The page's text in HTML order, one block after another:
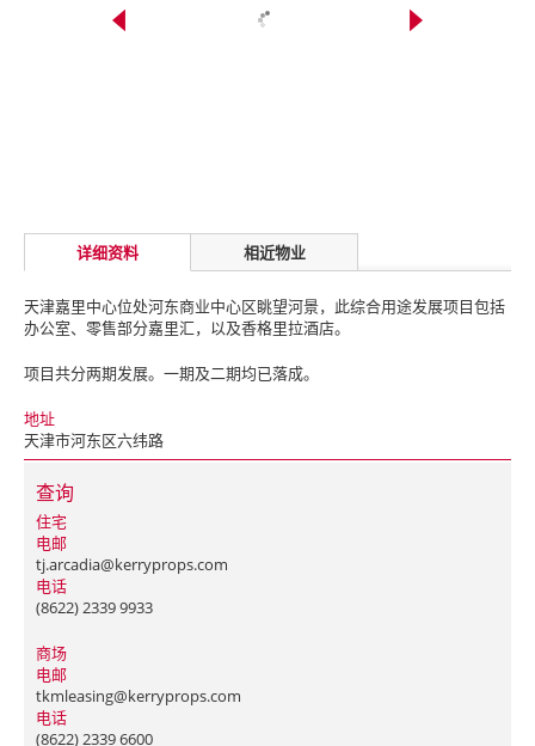
详细资料 相近物业
天津嘉里中心位处河东商业中心区眺望河景，此综合用途发展项目包括
办公室、零售部分嘉里汇，以及香格里拉酒店。
项目共分两期发展。一期及二期均已落成。
地址
天津市河东区六纬路
查询
住宅
电邮
tj.arcadia@kerryprops.com
电话
(8622) 2339 9933
商场
电邮
tkmleasing@kerryprops.com
电话
(8622) 2339 6600